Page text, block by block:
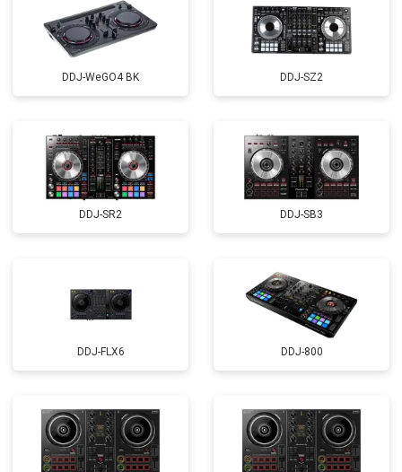
DDJ-WeGO4 BK DDJ-SZ2
DDJ-SR2 DDJ-SB3
DDJ-FLX6 DDJ-800